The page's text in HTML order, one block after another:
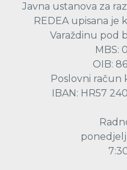
Javna ustanova za
REDEA upisana je
Varaždinu pod
MBS:
OIB:
Poslovni račun
IBAN: HR57